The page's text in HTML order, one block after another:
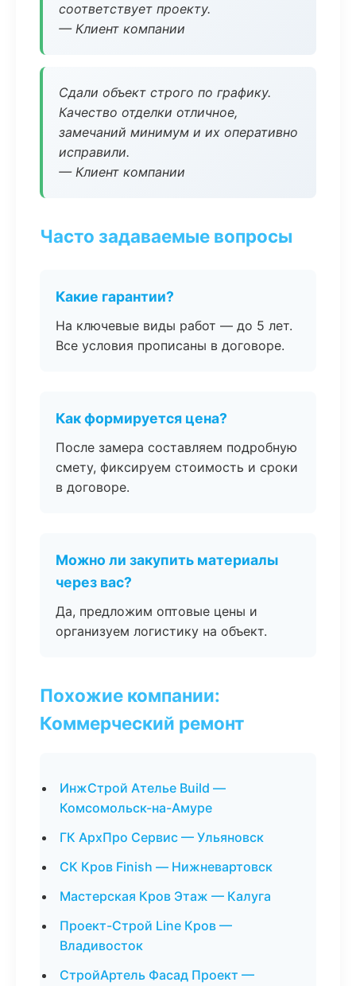
соответствует проекту.
— Клиент компании
Сдали объект строго по графику.
Качество отделки отличное,
замечаний минимум и их оперативно
исправили.
— Клиент компании
Часто задаваемые вопросы
Какие гарантии?
На ключевые виды работ — до 5 лет.
Все условия прописаны в договоре.
Как формируется цена?
После замера составляем подробную
смету, фиксируем стоимость и сроки
в договоре.
Можно ли закупить материалы
через вас?
Да, предложим оптовые цены и
организуем логистику на объект.
Похожие компании:
Коммерческий ремонт
ИнжСтрой Ателье Build —
Комсомольск-на-Амуре
ГК АрхПро Сервис — Ульяновск
СК Кров Finish — Нижневартовск
Мастерская Кров Этаж — Калуга
Проект-Строй Line Кров —
Владивосток
СтройАртель Фасад Проект —